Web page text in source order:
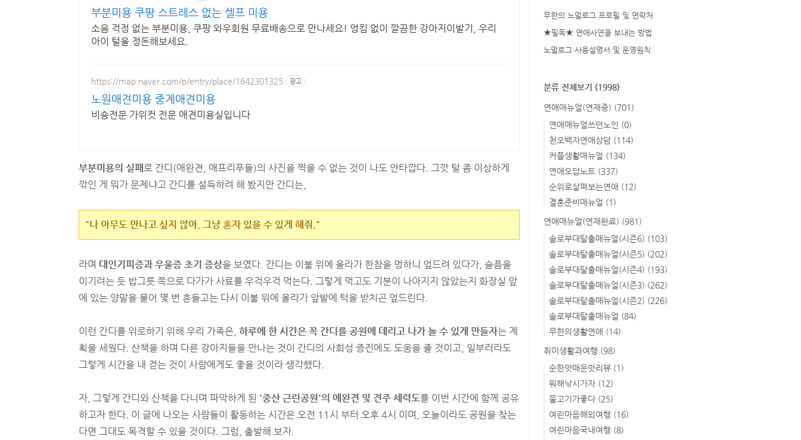
부분미용 쿠팡 스트레스 없는 셀프 미용
소음 걱정 없는 부분미용, 쿠팡 와우회원 무료배송으로 만나세요! 엉킴 없이 깔끔한 강아지이발기, 우리
아이 털을 정돈해보세요.
https://map.naver.com/p/entry/place/1642301325 광고
노원애견미용 중계애견미용
비숑전문 가위컷 전문 애견미용실입니다
부분미용의 실패로 간디(애완견, 애프리푸들)의 사진을 찍을 수 없는 것이 나도 안타깝다. 그깟 털 좀 이상하게
깎인 게 뭐가 문제냐고 간디를 설득하려 해 봤지만 간디는,
"나 아무도 만나고 싶지 않아. 그냥 혼자 있을 수 있게 해줘."
라며 대인기피증과 우울증 초기 증상을 보였다. 간디는 이불 위에 올라가 한참을 멍하니 엎드려 있다가, 슬픔을
이기려는 듯 밥그릇 쪽으로 다가가 사료를 우걱우걱 먹는다. 그렇게 먹고도 기분이 나아지지 않았는지 화장실 앞
에 있는 양말을 물어 몇 번 흔들고는 다시 이불 위에 올라가 앞발에 턱을 받치곤 엎드린다.
이런 간디를 위로하기 위해 우리 가족은, 하루에 한 시간은 꼭 간디를 공원에 데리고 나가 놀 수 있게 만들자는 계
획을 세웠다. 산책을 하며 다른 강아지들을 만나는 것이 간디의 사회성 증진에도 도움을 줄 것이고, 일부러라도
그렇게 시간을 내 걷는 것이 사람에게도 좋을 것이라 생각했다.
자, 그렇게 간디와 산책을 다니며 파악하게 된 '중산 근린공원'의 애완견 및 견주 세력도를 이번 시간에 함께 공유
하고자 한다. 이 글에 나오는 사람들이 활동하는 시간은 오전 11시 부터 오후 4시 이며, 오늘이라도 공원을 찾는
다면 그대도 목격할 수 있을 것이다. 그럼, 출발해 보자.
무한의 노멀로그 프로필 및 연락처
★필독★ 연애사연을 보내는 방법
노멀로그 사용설명서 및 운영원칙
분류 전체보기 (1998)
연애매뉴얼(연재중) (701)
연애매뉴얼쓰던노인 (0)
천오백자연애상담 (114)
커플생활매뉴얼 (134)
연애오답노트 (337)
순위로살펴보는연애 (12)
결혼준비매뉴얼 (1)
연애매뉴얼(연재완료) (981)
솔로부대탈출매뉴얼(시즌6) (103)
솔로부대탈출매뉴얼(시즌5) (202)
솔로부대탈출매뉴얼(시즌4) (193)
솔로부대탈출매뉴얼(시즌3) (262)
솔로부대탈출매뉴얼(시즌2) (226)
솔로부대탈출매뉴얼 (84)
무한의생활연애 (14)
취미생활과여행 (98)
순한맛매운맛리뷰 (1)
뭐해낚시가자 (12)
물고기가좋다 (25)
여린마음해외여행 (16)
여린마음국내여행 (8)